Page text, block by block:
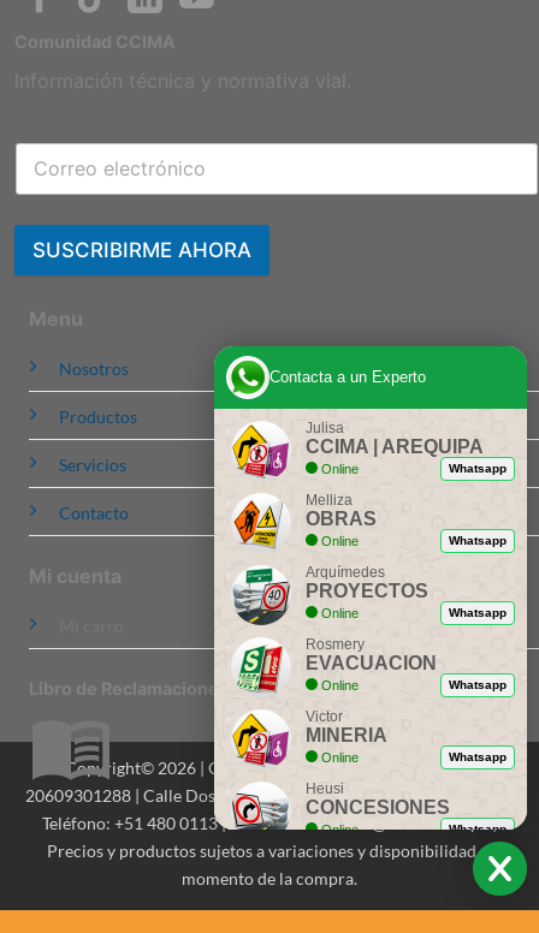
Menu
Nosotros
Productos
Servicios
Contacto
Mi cuenta
Libro de Reclamaciones
Comunidad CCIMA
Información técnica y normativa vial.
SUSCRIBIRME AHORA
Copyright© 2026 | CCIMA Señalizaciones S.A.C. | RUC:
20609301288 | Calle Dos de Mayo 516, Of. 201, Miraflores, Lima |
Teléfono: +51 480 0113 | Email: contactenos@ccima.com.pe |
Precios y productos sujetos a variaciones y disponibilidad al
momento de la compra.
Contacta a un Experto
Julisa
CCIMA | AREQUIPA
Online Whatsapp
Melliza
OBRAS
Online Whatsapp
Arquímedes
PROYECTOS
Online Whatsapp
Rosmery
EVACUACION
Online Whatsapp
Victor
MINERIA
Online Whatsapp
Heusi
CONCESIONES
Online Whatsapp
Ing. Dionicio
ASESORIA